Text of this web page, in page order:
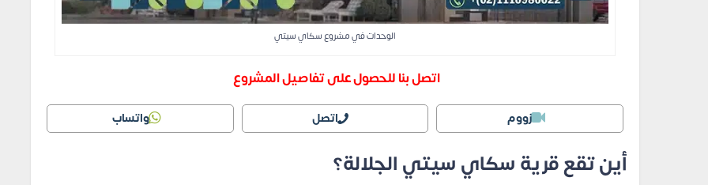
الوحدات في مشروع سكاي سيتي
اتصل بنا للحصول على تفاصيل المشروع
زووم اتصل واتساب
أين تقع قرية سكاي سيتي الجلالة؟